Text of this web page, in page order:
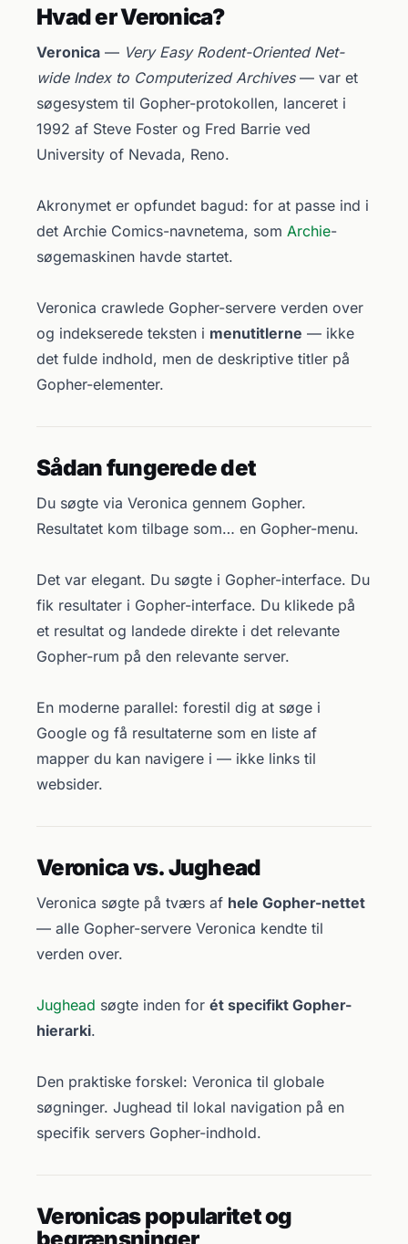
Hvad er Veronica?
Veronica — Very Easy Rodent-Oriented Net-
wide Index to Computerized Archives— var et
søgesystem til Gopher-protokollen, lanceret i
1992 af Steve Foster og Fred Barrie ved
University of Nevada, Reno.
Akronymet er opfundet bagud: for at passe ind i
det Archie Comics-navnetema, som Archie-
søgemaskinen havde startet.
Veronica crawlede Gopher-servere verden over
og indekserede teksten i menutitlerne — ikke
det fulde indhold, men de deskriptive titler på
Gopher-elementer.
Sådan fungerede det
Du søgte via Veronica gennem Gopher.
Resultatet kom tilbage som… en Gopher-menu.
Det var elegant. Du søgte i Gopher-interface. Du
fik resultater i Gopher-interface. Du klikede på
et resultat og landede direkte i det relevante
Gopher-rum på den relevante server.
En moderne parallel: forestil dig at søge i
Google og få resultaterne som en liste af
mapper du kan navigere i — ikke links til
websider.
Veronica vs. Jughead
Veronica søgte på tværs af hele Gopher-nettet
— alle Gopher-servere Veronica kendte til
verden over.
Jughead søgte inden for ét specifikt Gopher-
hierarki.
Den praktiske forskel: Veronica til globale
søgninger. Jughead til lokal navigation på en
specifik servers Gopher-indhold.
Veronicas popularitet og